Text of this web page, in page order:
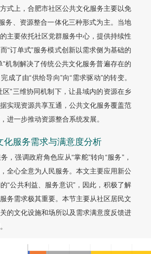
式上，合肥市社区公共文化服务主要以免
务、资源整合一体化三种形式为主。当地
主要依托社区党群服务中心，提供持续性
“订单式”服务模式创新以需求侧为基础的
”机制解决了传统公共文化服务普遍存在的
成了由“供给导向”向“需求驱动”的转变。
”三维协同机制下，让县域内的资源在乡
实现资源共享互通，公共文化服务覆盖范
进一步推动资源整合系统发展。
化服务需求与满意度分析
，强调政府角色应从“掌舵”转向“服务”，
全心全意为人民服务。本文主要应用新公
“公共利益、服务意识”，因此，积极了解
务需求极其重要。本节主要从社区居民文
的文化设施和场所以及需求满意度反馈进